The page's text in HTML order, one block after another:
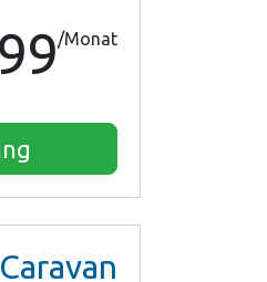
/Monat